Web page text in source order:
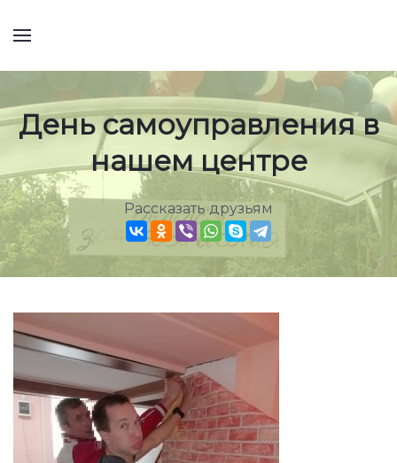
День самоуправления в
нашем центре
Рассказать друзьям